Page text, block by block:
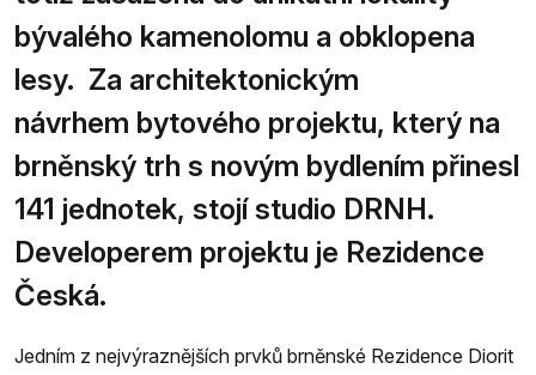
bývalého kamenolomu a obklopena
lesy. Za architektonickým
návrhem bytového projektu, který na
brněnský trh s novým bydlením přinesl
141 jednotek, stojí studio DRNH.
Developerem projektu je Rezidence
Česká.
Jedním z nejvýraznějších prvků brněnské Rezidence Diorit